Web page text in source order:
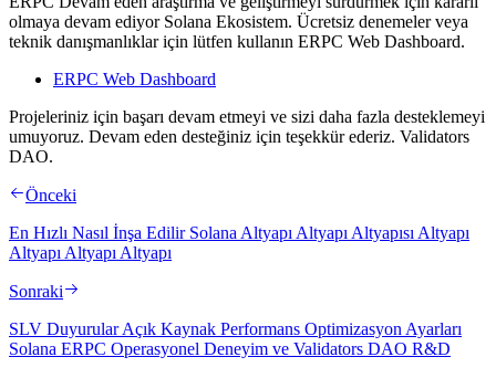
olmaya devam ediyor Solana Ekosistem. Ücretsiz denemeler veya
teknik danışmanlıklar için lütfen kullanın ERPC Web Dashboard.
ERPC Web Dashboard
Projeleriniz için başarı devam etmeyi ve sizi daha fazla desteklemeyi
umuyoruz. Devam eden desteğiniz için teşekkür ederiz. Validators
DAO.
Önceki
En Hızlı Nasıl İnşa Edilir Solana Altyapı Altyapı Altyapısı Altyapı
Altyapı Altyapı Altyapı
Sonraki
SLV Duyurular Açık Kaynak Performans Optimizasyon Ayarları
Solana ERPC Operasyonel Deneyim ve Validators DAO R&D